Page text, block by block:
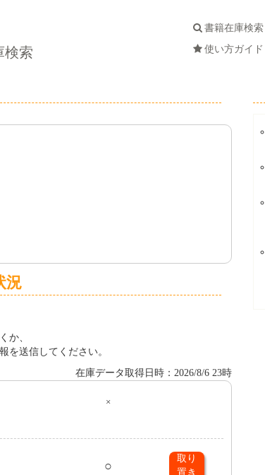
検索
書籍在庫検索
使い方ガイド
況
か、
を送信してください。
在庫データ取得日時：2026/8/6 23時
×
○
取り
置き